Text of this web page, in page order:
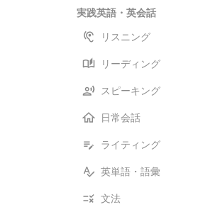
実践英語・英会話
リスニング
リーディング
スピーキング
日常会話
ライティング
英単語・語彙
文法